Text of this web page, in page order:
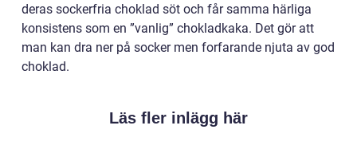
deras sockerfria choklad söt och får samma härliga
konsistens som en ”vanlig” chokladkaka. Det gör att
man kan dra ner på socker men forfarande njuta av god
choklad.
Läs fler inlägg här